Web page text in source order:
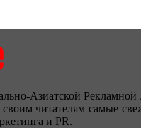
Азиатской
читателям самые
и PR.